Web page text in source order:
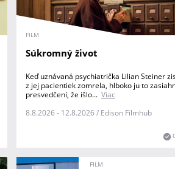
FILM
Súkromný život
Keď uznávaná psychiatrička Lilian Steiner
z jej pacientiek zomrela, hlboko ju to
presvedčení, že išlo... Viac
8.8.2026 - 12.8.2026 / Edison Filmhub
FILM